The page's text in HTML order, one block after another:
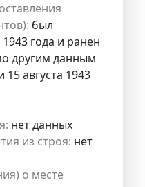
был
года и ранен
другим данным
августа 1943
нет данных
из строя: нет
о месте